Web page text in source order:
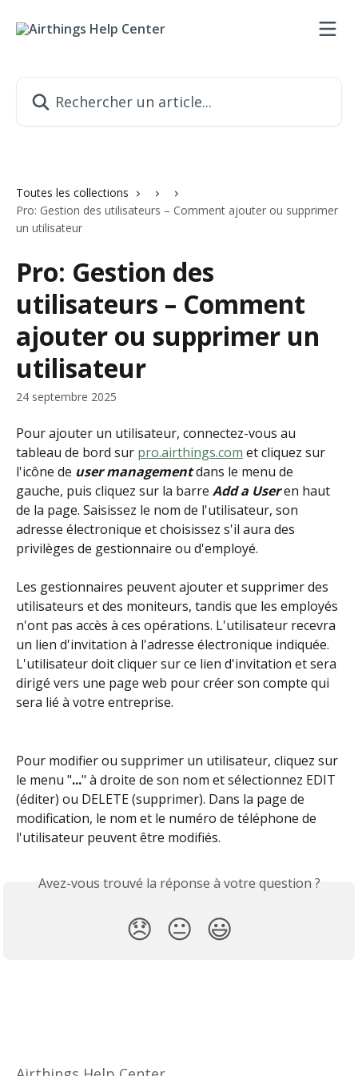
Toutes les collections
Pro: Gestion des utilisateurs – Comment ajouter ou supprimer
un utilisateur
Pro: Gestion des
utilisateurs – Comment
ajouter ou supprimer un
utilisateur
24 septembre 2025
Pour ajouter un utilisateur, connectez-vous au
tableau de bord sur pro.airthings.com et cliquez sur
l'icône de user management dans le menu de
gauche, puis cliquez sur la barre Add a User en haut
de la page. Saisissez le nom de l'utilisateur, son
adresse électronique et choisissez s'il aura des
privilèges de gestionnaire ou d'employé.
Les gestionnaires peuvent ajouter et supprimer des
utilisateurs et des moniteurs, tandis que les employés
n'ont pas accès à ces opérations. L'utilisateur recevra
un lien d'invitation à l'adresse électronique indiquée.
L'utilisateur doit cliquer sur ce lien d'invitation et sera
dirigé vers une page web pour créer son compte qui
sera lié à votre entreprise.
Pour modifier ou supprimer un utilisateur, cliquez sur
le menu "..." à droite de son nom et sélectionnez EDIT
(éditer) ou DELETE (supprimer). Dans la page de
modification, le nom et le numéro de téléphone de
l'utilisateur peuvent être modifiés.
Avez-vous trouvé la réponse à votre question ?
😞 😐 😃